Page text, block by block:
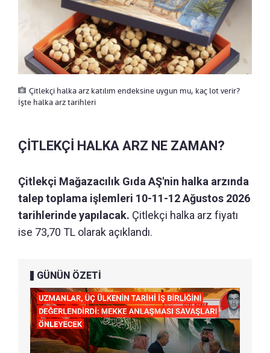
Çitlekçi halka arz katılım endeksine uygun mu, kaç lot verir?
İşte halka arz tarihleri
ÇİTLEKÇİ HALKA ARZ NE ZAMAN?
Çitlekçi Mağazacılık Gıda AŞ'nin halka arzında
talep toplama işlemleri 10-11-12 Ağustos 2026
tarihlerinde yapılacak. Çitlekçi halka arz fiyatı
ise 73,70 TL olarak açıklandı.
GÜNÜN ÖZETİ